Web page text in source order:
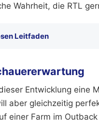
Wahrheit, die RTL
Leitfaden
Entwicklung eine
aber gleichzeitig
einer Farm im